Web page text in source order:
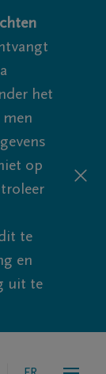
het
op
te
en
uit te